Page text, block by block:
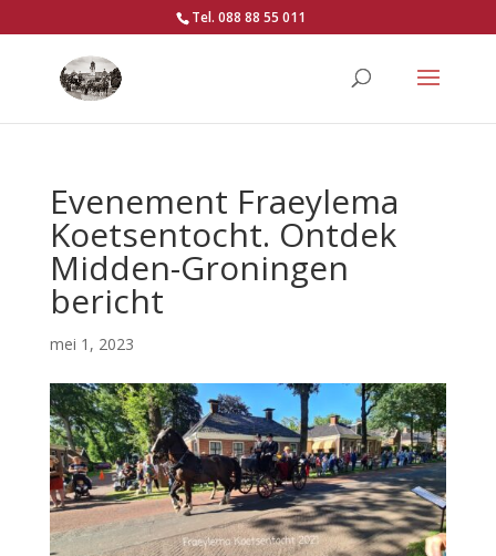
Tel. 088 88 55 011
Evenement Fraeylema
Koetsentocht. Ontdek
Midden-Groningen
bericht
mei 1, 2023